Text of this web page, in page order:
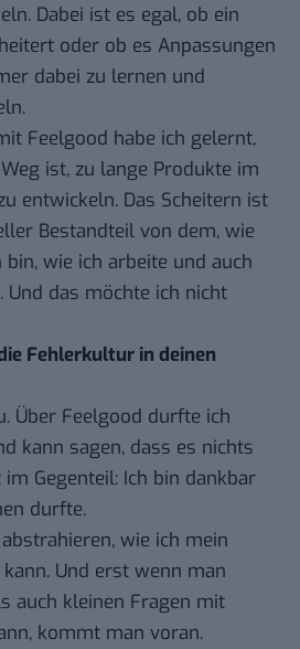
Dabei ist es egal, ob ein
oder ob es Anpassungen
dabei zu lernen und
Feelgood habe ich gelernt,
ist, zu lange Produkte im
entwickeln. Das Scheitern ist
Bestandteil von dem, wie
wie ich arbeite und auch
das möchte ich nicht
Fehlerkultur in deinen
Über Feelgood durfte ich
kann sagen, dass es nichts
Gegenteil: Ich bin dankbar
durfte.
wie ich mein
Und erst wenn man
auch kleinen Fragen mit
kommt man voran.